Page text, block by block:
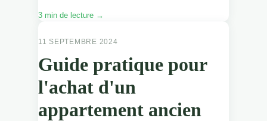
3 min de lecture →
11 SEPTEMBRE 2024
Guide pratique pour
l'achat d'un
appartement ancien